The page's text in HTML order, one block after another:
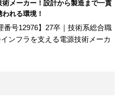
術メーカー！設計から製造まで一貫
われる環境！
番号12976】27卒｜技術系総合職
ンフラを支える電源技術メーカ